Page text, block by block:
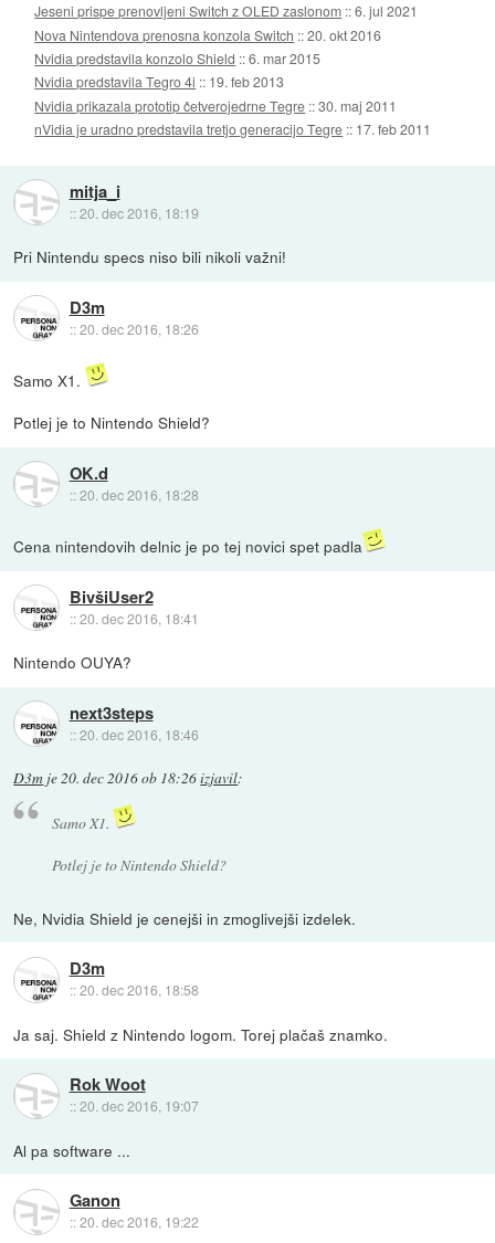
Jeseni prispe prenovljeni Switch z OLED zaslonom ::6. jul 2021
Nova Nintendova prenosna konzola Switch ::20. okt 2016
Nvidia predstavila konzolo Shield ::6. mar 2015
Nvidia predstavila Tegro 4i :: 19. feb 2013
Nvidia prikazala prototip četverojedrne Tegre ::30. maj 2011
nVidia je uradno predstavila tretjo generacijo Tegre :: 17. feb 2011
mitja_i
::20. dec 2016, 18:19
Pri Nintendu specs niso bili nikoli važni!
D3m
::20. dec 2016, 18:26
Samo X1.
Potlej je to Nintendo Shield?
OK.d
::20. dec 2016, 18:28
Cena nintendovih delnic je po tej novici spet padla
BivšiUser2
::20. dec 2016, 18:41
Nintendo OUYA?
next3steps
::20. dec 2016, 18:46
D3m je20. dec 2016 ob 18:26izjavil:
Samo X1.
Potlej je to Nintendo Shield?
Ne, Nvidia Shield je cenejši in zmoglivejši izdelek.
D3m
::20. dec 2016, 18:58
Ja saj. Shield z Nintendo logom. Torej plačaš znamko.
Rok Woot
::20. dec 2016, 19:07
Al pa software ...
Ganon
::20. dec 2016, 19:22